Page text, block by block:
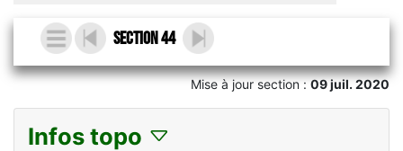
Section 44
Mise à jour section :09 juil. 2020
Infos topo